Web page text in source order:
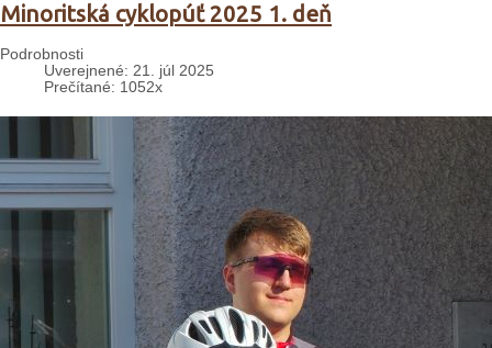
Minoritská cyklopúť 2025 1. deň
Podrobnosti
Uverejnené: 21. júl 2025
Prečítané: 1052x